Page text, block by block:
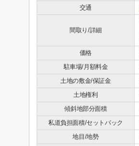
交通
間取り/詳細
価格
駐車場/月額料金
土地の敷金/保証金
土地権利
傾斜地部分面積
私道負担面積/セットバック
地目/地勢